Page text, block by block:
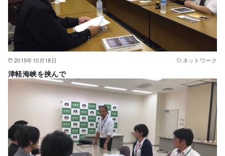
2015年10月18日 ネットワーク
津軽海峡を挟んで